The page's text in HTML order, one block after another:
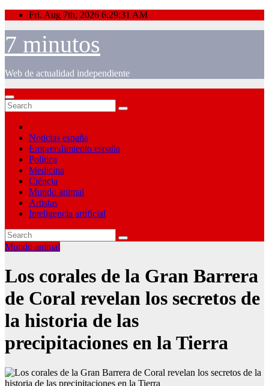
Skip
content
Fri. Aug 7th, 2026 6:29:31 AM
7 minutos
Web de actualidad independiente
Noticias españa
Emprendimiento españa
Política
Medicina
Ciéncia
Mundo animal
Artistas
Inteligencia artificial
Mundo animal
Los corales de la Gran Barrera
de Coral revelan los secretos de
la historia de las
precipitaciones en la Tierra